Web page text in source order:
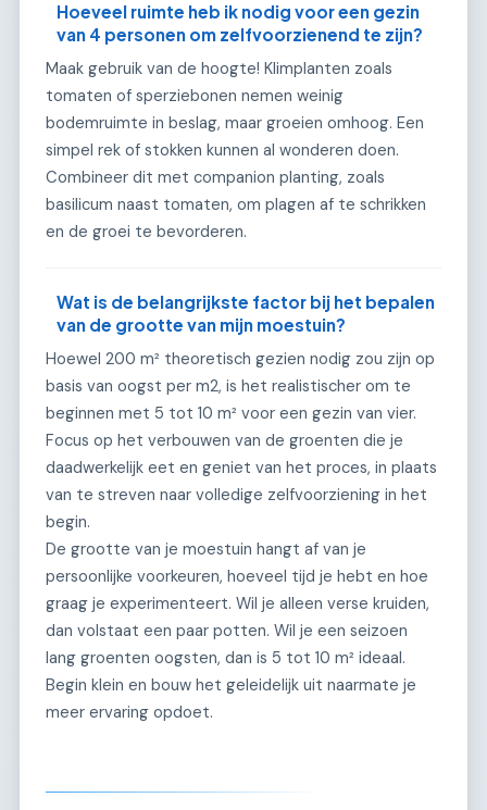
Hoeveel ruimte heb ik nodig voor een gezin
van 4 personen om zelfvoorzienend te zijn?
Maak gebruik van de hoogte! Klimplanten zoals
tomaten of sperziebonen nemen weinig
bodemruimte in beslag, maar groeien omhoog. Een
simpel rek of stokken kunnen al wonderen doen.
Combineer dit met companion planting, zoals
basilicum naast tomaten, om plagen af te schrikken
en de groei te bevorderen.
Wat is de belangrijkste factor bij het bepalen
van de grootte van mijn moestuin?
Hoewel 200 m² theoretisch gezien nodig zou zijn op
basis van oogst per m2, is het realistischer om te
beginnen met 5 tot 10 m² voor een gezin van vier.
Focus op het verbouwen van de groenten die je
daadwerkelijk eet en geniet van het proces, in plaats
van te streven naar volledige zelfvoorziening in het
begin.
De grootte van je moestuin hangt af van je
persoonlijke voorkeuren, hoeveel tijd je hebt en hoe
graag je experimenteert. Wil je alleen verse kruiden,
dan volstaat een paar potten. Wil je een seizoen
lang groenten oogsten, dan is 5 tot 10 m² ideaal.
Begin klein en bouw het geleidelijk uit naarmate je
meer ervaring opdoet.